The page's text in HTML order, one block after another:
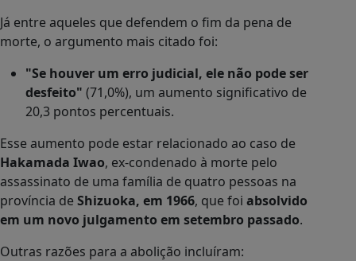
Já entre aqueles que defendem o fim da pena de
morte, o argumento mais citado foi:
"Se houver um erro judicial, ele não pode ser
desfeito" (71,0%), um aumento significativo de
20,3 pontos percentuais.
Esse aumento pode estar relacionado ao caso de
Hakamada Iwao, ex-condenado à morte pelo
assassinato de uma família de quatro pessoas na
província de Shizuoka, em 1966, que foi absolvido
em um novo julgamento em setembro passado.
Outras razões para a abolição incluíram: